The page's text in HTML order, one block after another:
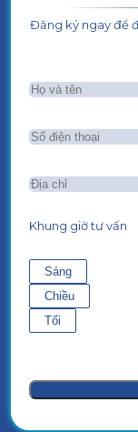
Đăng ký ngay để
Khung giờ tư vấn
Sáng
Chiều
Tối